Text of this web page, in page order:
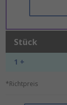
Stück
1 +
*Richtpreis